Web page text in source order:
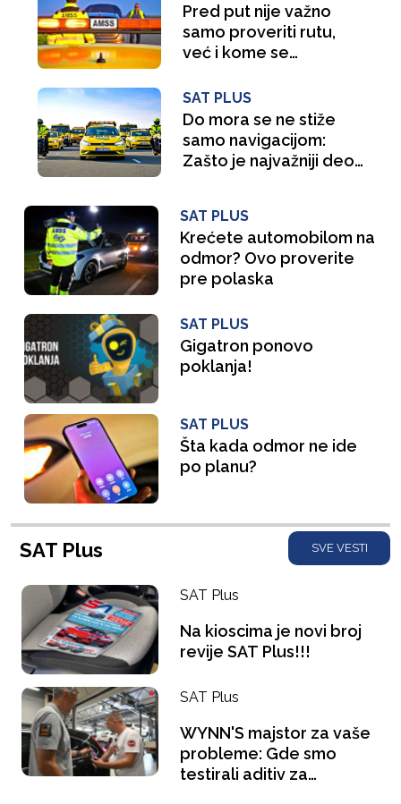
Pred put nije važno
samo proveriti rutu,
već i kome se
krene po zlu
SAT PLUS
Do mora se ne stiže
samo navigacijom:
Zašto je najvažniji deo
SAT PLUS
Krećete automobilom na
odmor? Ovo proverite
pre polaska
SAT PLUS
Gigatron ponovo
poklanja!
SAT PLUS
Šta kada odmor ne ide
po planu?
SAT Plus SVE VESTI
SAT Plus
Na kioscima je novi broj
revije SAT Plus!!!
SAT Plus
WYNN'S majstor za vaše
probleme: Gde smo
testirali aditiv za